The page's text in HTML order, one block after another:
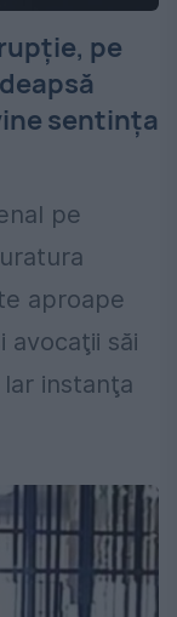
pe
sentința
pe
aproape
avocaţii săi
instanţa